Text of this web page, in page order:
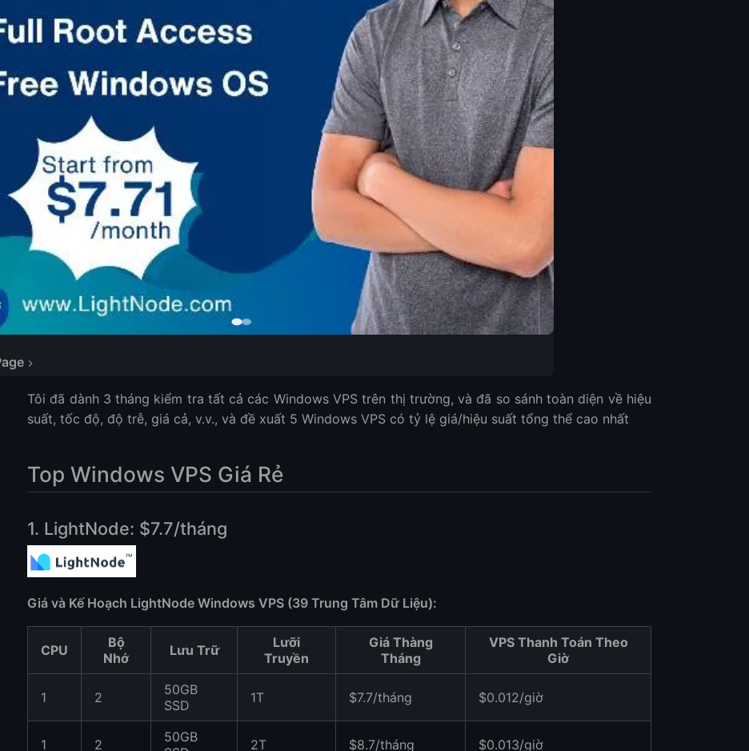
$7.7/tháng
$12.99
nào để tôi chọn đúng kế hoạch Windows VPS cho nhu cầu của mình?
hợp sử dụng thông thường cho một kế hoạch Windows VPS giá rẻ?
hạn chế hoặc hạn chế nào với các kế hoạch Windows VPS giá rẻ không?
Tôi đã dành 3 tháng kiểm tra tất cả các Windows VPS trên thị trường, và đã so sánh toàn diện về hiệu
suất, tốc độ, độ trễ, giá cả, v.v., và đề xuất 5 Windows VPS có tỷ lệ giá/hiệu suất tổng thể cao nhất
Top Windows VPS Giá Rẻ
1. LightNode: $7.7/tháng
Giá và Kế Hoạch LightNode Windows VPS (39 Trung Tâm Dữ Liệu):
CPU
Bộ
Nhớ
Lưu Trữ
Lưỡi
Truyền
Giá Thàng
Tháng
VPS Thanh Toán Theo
Giờ
1 2
50GB
SSD
1T $7.7/tháng $0.012/giờ
1 2
50GB
2T $8.7/tháng $0.013/giờ